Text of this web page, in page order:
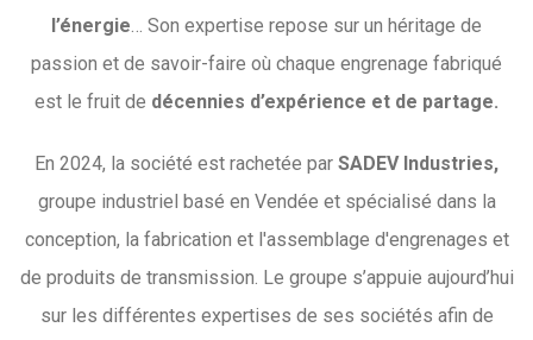
l’énergie… Son expertise repose sur un héritage de
passion et de savoir-faire où chaque engrenage fabriqué
est le fruit de décennies d’expérience et de partage.
En 2024, la société est rachetée par SADEV Industries,
groupe industriel basé en Vendée et spécialisé dans la
conception, la fabrication et l'assemblage d'engrenages et
de produits de transmission. Le groupe s’appuie aujourd’hui
sur les différentes expertises de ses sociétés afin de